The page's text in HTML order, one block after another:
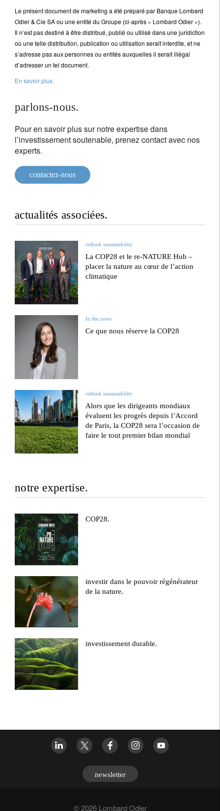
Le présent document de marketing a été préparé par Banque Lombard
Odier & Cie SA ou une entité du Groupe (ci-après « Lombard Odier »).
Il n’est pas destiné à être distribué, publié ou utilisé dans une juridiction
où une telle distribution, publication ou utilisation serait interdite, et ne
s’adresse pas aux personnes ou entités auxquelles il serait illégal
d’adresser un tel document.
En savoir plus.
parlons-nous.
Pour en savoir plus sur notre expertise dans
l’investissement soutenable, prenez contact avec nos
experts.
contactez-nous
actualités associées.
rethink sustainability
La COP28 et le re-NATURE Hub –
placer la nature au cœur de l’action
climatique
In the news
Ce que nous réserve la COP28
rethink sustainability
Alors que les dirigeants mondiaux
évaluent les progrès depuis l’Accord
de Paris, la COP28 sera l’occasion de
faire le tout premier bilan mondial
notre expertise.
COP28.
investir dans le pouvoir régénérateur
de la nature.
investissement durable.
newsletter
© 2026 Lombard Odier